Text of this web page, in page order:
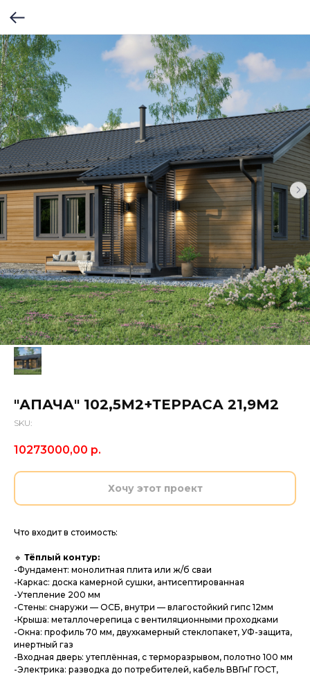
"АПАЧА" 102,5М2+ТЕРРАСА 21,9М2
SKU:
10273000,00 р.
Хочу этот проект
Что входит в стоимость:
🔹 Тёплый контур:
-Фундамент: монолитная плита или ж/б сваи
-Каркас: доска камерной сушки, антисептированная
-Утепление 200 мм
-Стены: снаружи — ОСБ, внутри — влагостойкий гипс 12мм
-Крыша: металлочерепица с вентиляционными проходками
-Окна: профиль 70 мм, двухкамерный стеклопакет, УФ-защита,
инертный газ
-Входная дверь: утеплённая, с терморазрывом, полотно 100 мм
-Электрика: разводка до потребителей, кабель ВВГнГ ГОСТ,